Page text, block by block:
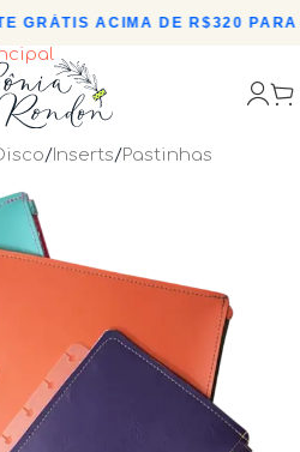
ACIMA DE R$320 PARA
/ Inserts/Pastinhas